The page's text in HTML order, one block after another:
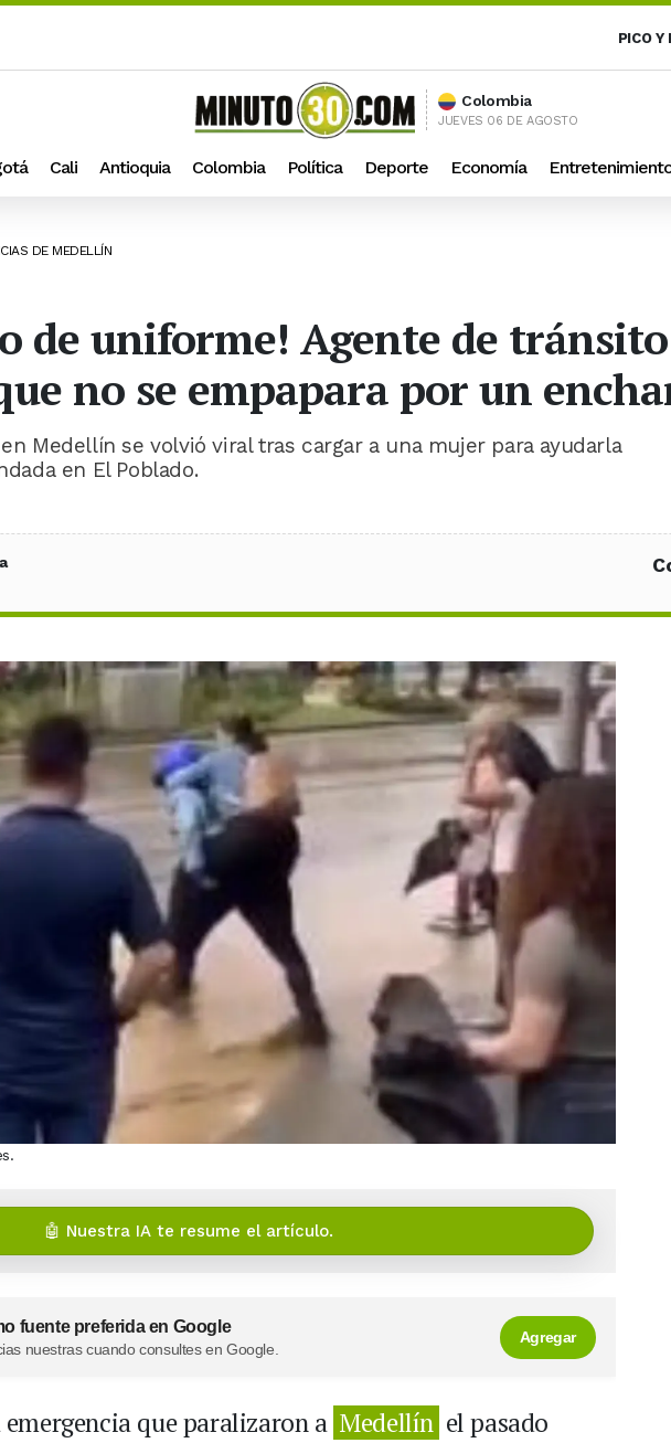
PICO Y
Colombia
JUEVES 06 DE AGOSTO
Cali Antioquia Colombia Política Deporte Economía
DE MEDELLÍN
de uniforme! Agente de
no se empapara por un
Medellín se volvió viral tras cargar a una mujer para ayudarla
en El Poblado.
🤖 Nuestra IA te resume el artículo.
fuente preferida en Google
nuestras cuando consultes en Google.
Agregar
que paralizaron a Medellín el pasado